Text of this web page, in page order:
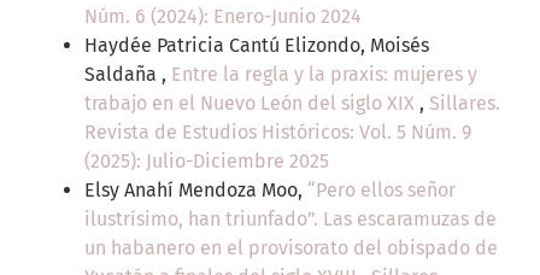
Núm. 6 (2024): Enero-Junio 2024
Haydée Patricia Cantú Elizondo, Moisés
Saldaña , Entre la regla y la praxis: mujeres y
trabajo en el Nuevo León del siglo XIX , Sillares.
Revista de Estudios Históricos: Vol. 5 Núm. 9
(2025): Julio-Diciembre 2025
Elsy Anahí Mendoza Moo, “Pero ellos señor
ilustrísimo, han triunfado”. Las escaramuzas de
un habanero en el provisorato del obispado de